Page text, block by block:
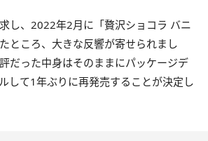
し、2022年2月に「贅沢ショコラ バニ
ところ、大きな反響が寄せられまし
だった中身はそのままにパッケージデ
して1年ぶりに再発売することが決定し